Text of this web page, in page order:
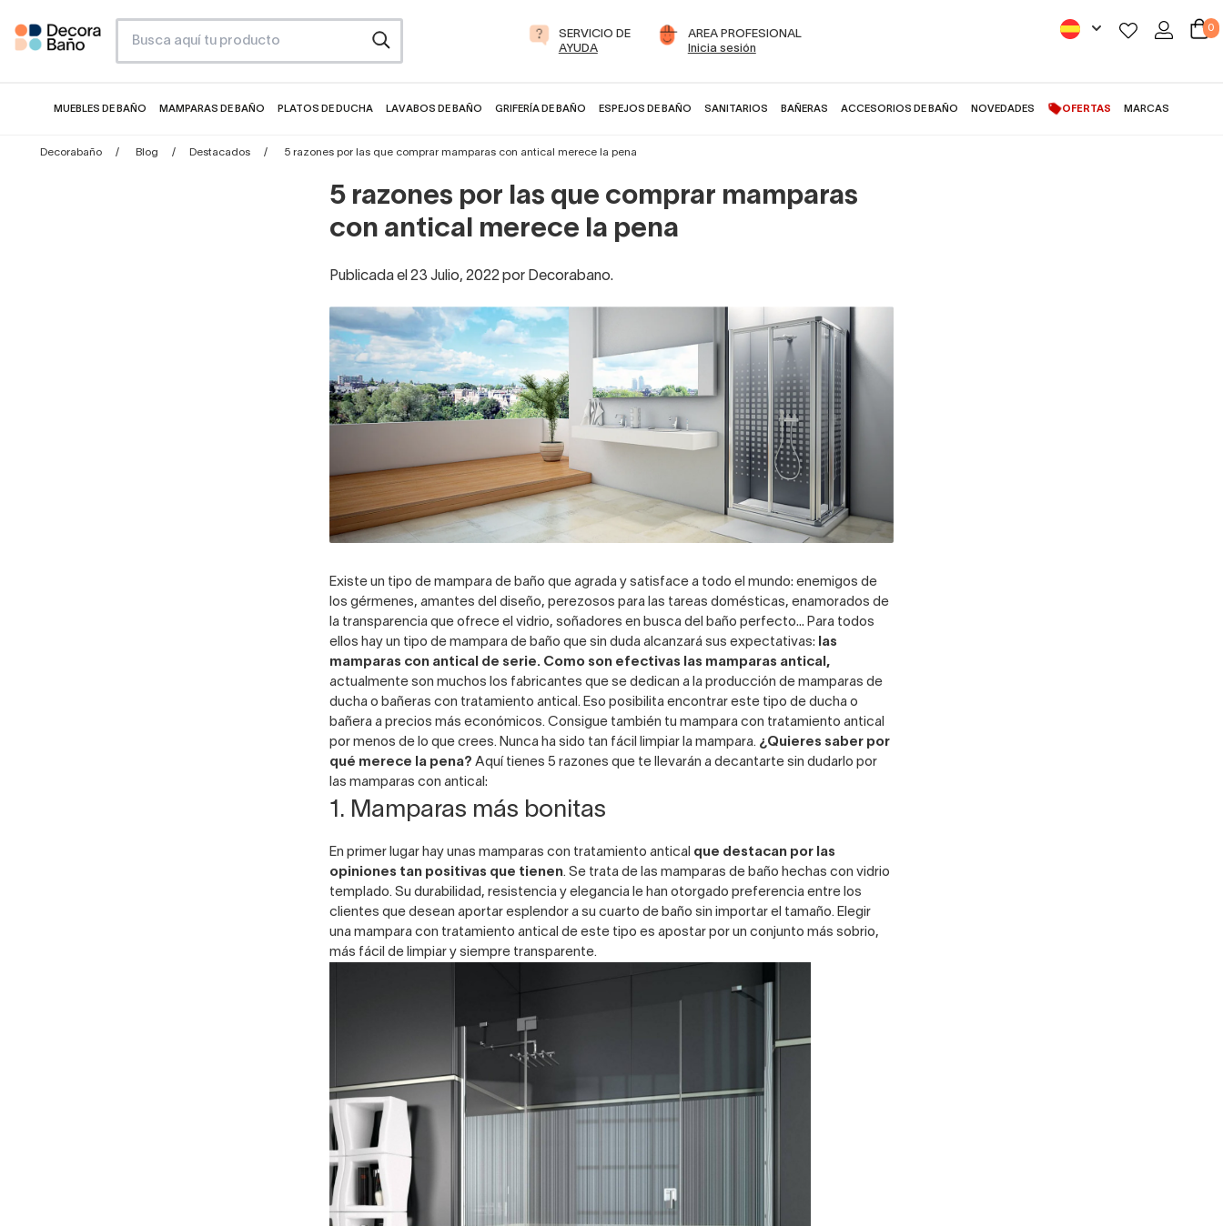
SERVICIO DE
AYUDA
AREA PROFESIONAL
Inicia sesión
0
MUEBLES DE BAÑO MAMPARAS DE BAÑO PLATOS DE DUCHA LAVABOS DE BAÑO GRIFERÍA DE BAÑO ESPEJOS DE BAÑO SANITARIOS BAÑERAS ACCESORIOS DE BAÑO NOVEDADES OFERTAS MARCAS
Decorabaño Blog Destacados 5 razones por las que comprar mamparas con antical merece la pena
5 razones por las que comprar mamparas
con antical merece la pena
Publicada el 23 Julio, 2022 por Decorabano.
Existe un tipo de mampara de baño que agrada y satisface a todo el mundo: enemigos de
los gérmenes, amantes del diseño, perezosos para las tareas domésticas, enamorados de
la transparencia que ofrece el vidrio, soñadores en busca del baño perfecto… Para todos
ellos hay un tipo de mampara de baño que sin duda alcanzará sus expectativas:
las
mamparas con antical de serie. Como son efectivas las mamparas antical,
actualmente son muchos los fabricantes que se dedican a la producción de mamparas de
ducha o bañeras con tratamiento antical. Eso posibilita encontrar este tipo de ducha o
bañera a precios más económicos. Consigue también tu mampara con tratamiento antical
por menos de lo que crees. Nunca ha sido tan fácil limpiar la mampara. ¿Quieres saber por
qué merece la pena? Aquí tienes 5 razones que te llevarán a decantarte sin dudarlo por
las mamparas con antical:
1. Mamparas más bonitas
En primer lugar hay unas mamparas con tratamiento antical que destacan por las
opiniones tan positivas que tienen. Se trata de las mamparas de baño hechas con vidrio
templado. Su durabilidad, resistencia y elegancia le han otorgado preferencia entre los
clientes que desean aportar esplendor a su cuarto de baño sin importar el tamaño. Elegir
una mampara con tratamiento antical de este tipo es apostar por un conjunto más sobrio,
más fácil de limpiar y siempre transparente.